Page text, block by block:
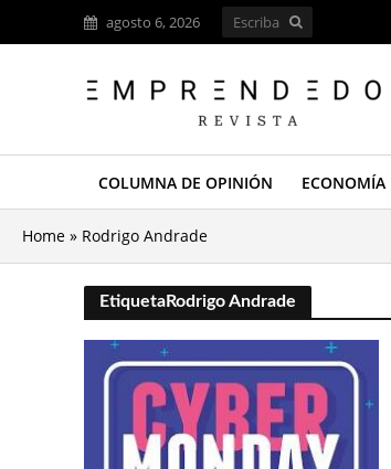
agosto 6, 2026
COLUMNA DE OPINIÓN ECONOMÍA
Home » Rodrigo Andrade
EtiquetaRodrigo Andrade